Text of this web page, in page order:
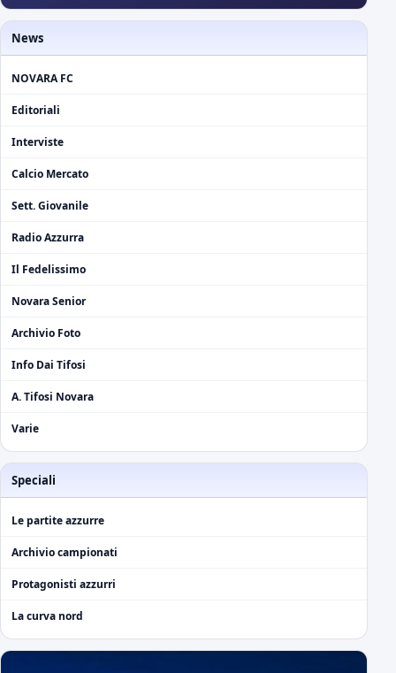
News
NOVARA FC
Editoriali
Interviste
Calcio Mercato
Sett. Giovanile
Radio Azzurra
Il Fedelissimo
Novara Senior
Archivio Foto
Info Dai Tifosi
A. Tifosi Novara
Varie
Speciali
Le partite azzurre
Archivio campionati
Protagonisti azzurri
La curva nord